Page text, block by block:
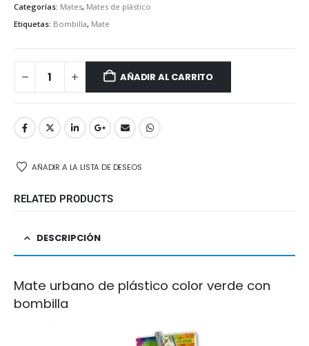
Categorías: Mates, Mates de plástico
Etiquetas: Bombilla, Mate
AÑADIR AL CARRITO
AÑADIR A LA LISTA DE DESEOS
RELATED PRODUCTS
DESCRIPCIÓN
Mate urbano de plástico color verde con
bombilla